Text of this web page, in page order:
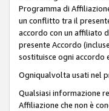
Programma di
un conflitto tra il
accordo con un affiliato
presente Accordo
sostituisce ogni accordo
Ogniqualvolta usati nel
Qualsiasi informazione
Affiliazione che non è